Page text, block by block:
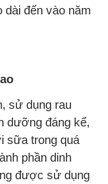
dài đến vào năm
sử dụng rau
dưỡng đáng kể,
sữa trong quá
phần dinh
được sử dụng